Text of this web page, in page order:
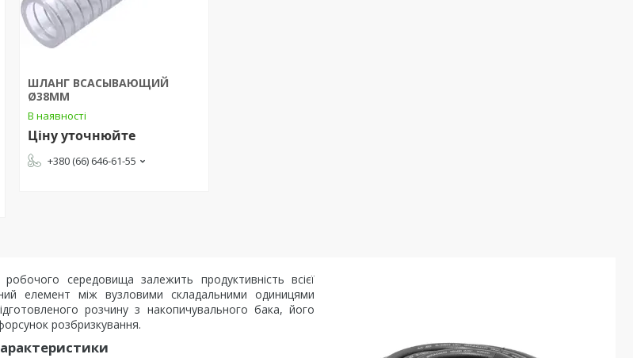
ШЛАНГ ВСАСЫВАЮЩИЙ
Ø38ММ
В наявності
Ціну уточнюйте
+380 (66) 646-61-55
робочого середовища залежить продуктивність всієї
елемент між вузловими складальними одиницями
розчину з накопичувального бака, його
розбризкування.